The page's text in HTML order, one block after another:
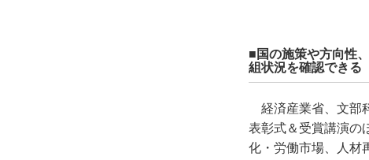
■国の施策や方向性
組状況を確認できる
経済産業省、文部
表彰式＆受賞講演の
化・労働市場、人材